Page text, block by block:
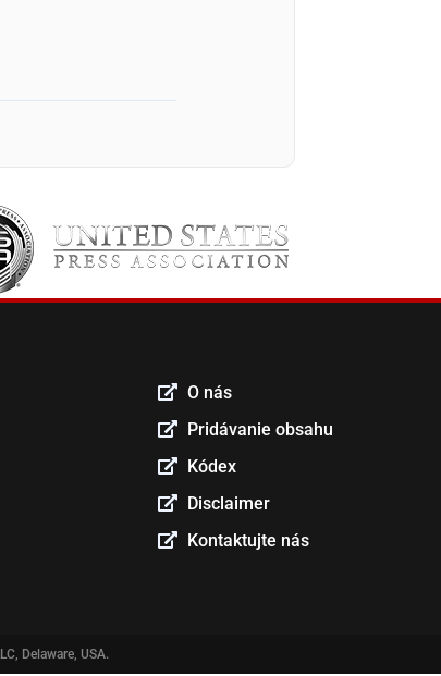
O nás
Pridávanie obsahu
Kódex
Disclaimer
Kontaktujte nás
Delaware, USA.